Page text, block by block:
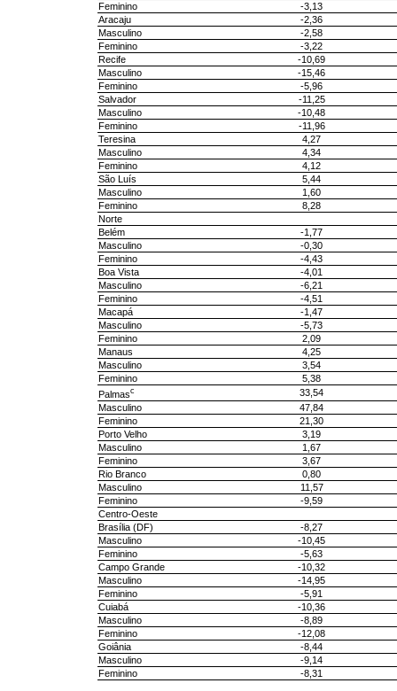
Feminino
-3,13
Aracaju
-2,36
Masculino
-2,58
Feminino
-3,22
Recife
-10,69
Masculino
-15,46
Feminino
-5,96
Salvador
-11,25
Masculino
-10,48
Feminino
-11,96
Teresina
4,27
Masculino
4,34
Feminino
4,12
São Luís
5,44
Masculino
1,60
Feminino
8,28
Norte
Belém
-1,77
Masculino
-0,30
Feminino
-4,43
Boa Vista
-4,01
Masculino
-6,21
Feminino
-4,51
Macapá
-1,47
Masculino
-5,73
Feminino
2,09
Manaus
4,25
Masculino
3,54
Feminino
5,38
Palmasc
33,54
Masculino
47,84
Feminino
21,30
Porto Velho
3,19
Masculino
1,67
Feminino
3,67
Rio Branco
0,80
Masculino
11,57
Feminino
-9,59
Centro-Oeste
Brasília (DF)
-8,27
Masculino
-10,45
Feminino
-5,63
Campo Grande
-10,32
Masculino
-14,95
Feminino
-5,91
Cuiabá
-10,36
Masculino
-8,89
Feminino
-12,08
Goiânia
-8,44
Masculino
-9,14
Feminino
-8,31